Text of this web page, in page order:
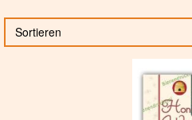
Sortieren